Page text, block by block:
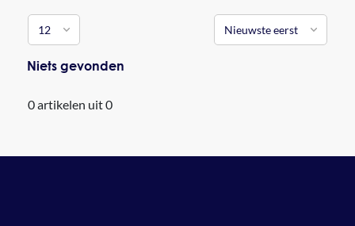
Niets gevonden
0 artikelen uit 0